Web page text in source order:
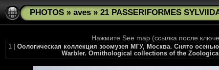
PHOTOS » aves » 21 PASSERIFORMES
Нажмите See map (ссылка после
1 | Оологическая коллекция зоомузея МГУ, Москва. Снято
Warbler. Ornithological collections of the